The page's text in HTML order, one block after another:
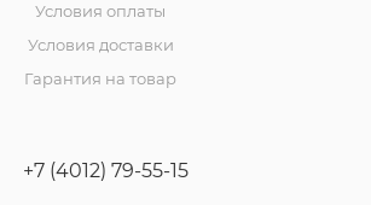
Условия оплаты
Условия доставки
Гарантия на товар
+7 (4012) 79-55-15